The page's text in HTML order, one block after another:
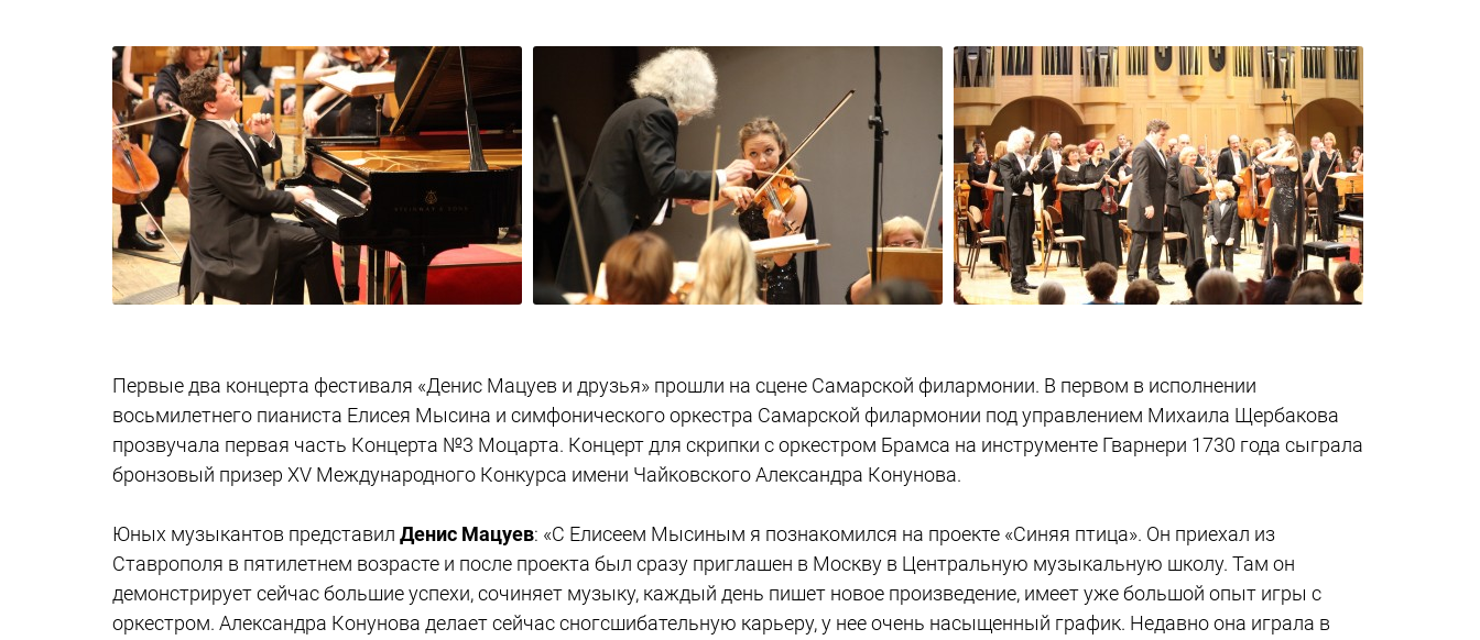
Александра Конунова и маэстро Михаил Щербаков
Первые два концерта фестиваля «Денис Мацуев и друзья» прошли на сцене Самарской филармонии. В первом в исполнении
восьмилетнего пианиста Елисея Мысина и симфонического оркестра Самарской филармонии под управлением Михаила Щербакова
прозвучала первая часть Концерта №3 Моцарта. Концерт для скрипки с оркестром Брамса на инструменте Гварнери 1730 года сыграла
бронзовый призер XV Международного Конкурса имени Чайковского Александра Конунова.
Юных музыкантов представил Денис Мацуев: «С Елисеем Мысиным я познакомился на проекте «Синяя птица». Он приехал из
Ставрополя в пятилетнем возрасте и после проекта был сразу приглашен в Москву в Центральную музыкальную школу. Там он
демонстрирует сейчас большие успехи, сочиняет музыку, каждый день пишет новое произведение, имеет уже большой опыт игры с
оркестром. Александра Конунова делает сейчас сногсшибательную карьеру, у нее очень насыщенный график. Недавно она играла в